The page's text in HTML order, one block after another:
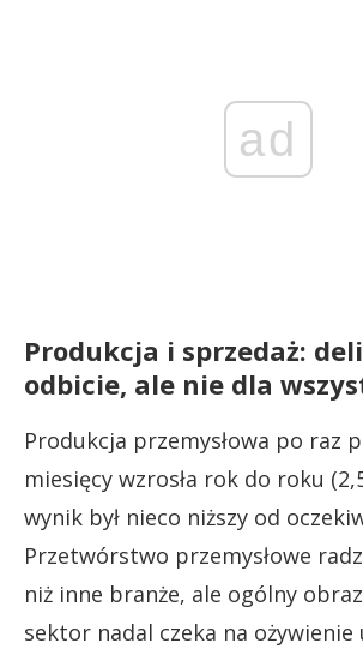
ad
Produkcja i sprzedaż:
odbicie, ale nie dla
Produkcja przemysłowa po raz
miesięcy wzrosła rok do roku
wynik był nieco niższy od
Przetwórstwo przemysłowe
niż inne branże, ale ogólny
sektor nadal czeka na ożywienie